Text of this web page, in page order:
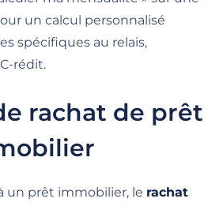
un calcul personnalisé
spécifiques au relais,
rédit.
rachat de prêt
un prêt immobilier, le rachat